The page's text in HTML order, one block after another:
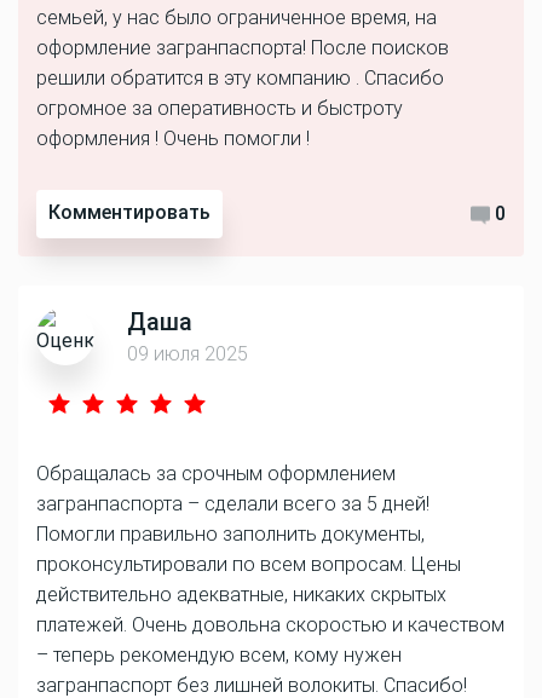
семьей, у нас было ограниченное время, на
оформление загранпаспорта! После поисков
решили обратится в эту компанию . Спасибо
огромное за оперативность и быстроту
оформления ! Очень помогли !
Комментировать 0
Даша
09 июля 2025
Обращалась за срочным оформлением
загранпаспорта – сделали всего за 5 дней!
Помогли правильно заполнить документы,
проконсультировали по всем вопросам. Цены
действительно адекватные, никаких скрытых
платежей. Очень довольна скоростью и качеством
– теперь рекомендую всем, кому нужен
загранпаспорт без лишней волокиты. Спасибо!